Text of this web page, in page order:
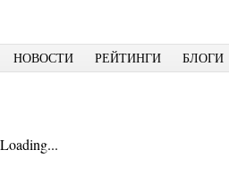
НОВОСТИ РЕЙТИНГИ БЛОГИ
Loading...